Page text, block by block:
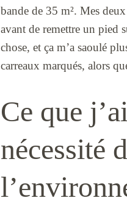
bande de 35 m². Mes
avant de remettre un pied
chose, et ça m’a saoulé
carreaux marqués, alors
Ce que
nécessité